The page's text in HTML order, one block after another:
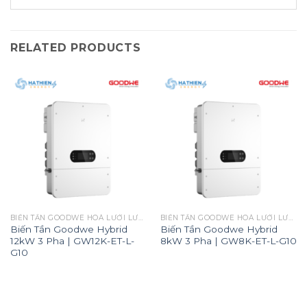
RELATED PRODUCTS
BIẾN TẦN GOODWE HOÀ LƯỚI LƯU TRỮ
Biến Tần Goodwe Hybrid
12kW 3 Pha | GW12K-ET-L-
G10
BIẾN TẦN GOODWE HOÀ LƯỚI LƯU TRỮ
Biến Tần Goodwe Hybrid
8kW 3 Pha | GW8K-ET-L-G10